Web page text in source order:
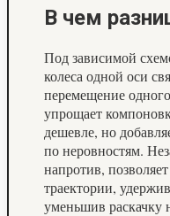
В чем
Под зависимой
колеса одной оси
перемещение
упрощает
дешевле, но
по неровностям.
напротив,
траектории,
уменьшив раскачку